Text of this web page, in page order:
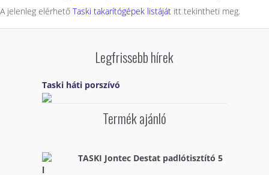
A jelenleg elérhető Taski takarítógépek listáját itt tekintheti meg.
Legfrissebb hírek
Taski háti porszívó
Termék ajánló
TASKI Jontec Destat padlótisztító 5
l